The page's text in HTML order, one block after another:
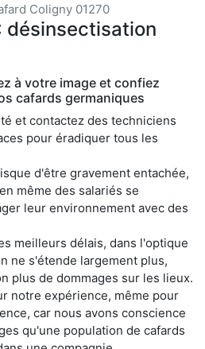
Coligny 01270
désinsectisation
à votre image et confiez
cafards germaniques
et contactez des techniciens
pour éradiquer tous les
d'être gravement entachée,
même des salariés se
leur environnement avec des
meilleurs délais, dans l'optique
ne s'étende largement plus,
plus de dommages sur les lieux.
notre expérience, même pour
car nous avons conscience
qu'une population de cafards